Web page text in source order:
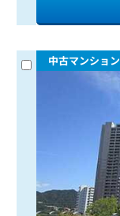
中古マンション